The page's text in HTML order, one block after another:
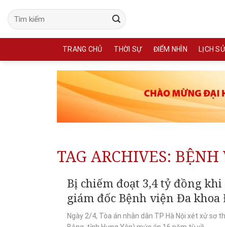
content
TRANG CHỦ THỜI SỰ ĐIỂM NHÌN LỊCH SỬ
TAG ARCHIVES: BỆNH
Bị chiếm đoạt 3,4 tỷ đồng
giám đốc Bệnh viện Đa khoa
Ngày 2/4, Tòa án nhân dân TP Hà Nội xét xử sơ